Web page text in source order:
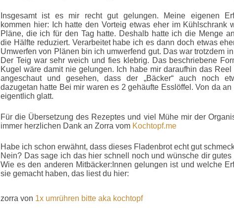
Insgesamt ist es mir recht gut gelungen. Meine eigenen
kommen hier: Ich hatte den Vorteig etwas eher im Kühlschrank
Pläne, die ich für den Tag hatte. Deshalb hatte ich die Menge
die Hälfte reduziert. Verarbeitet habe ich es dann doch etwas
Umwerfen von Plänen bin ich umwerfend gut. Das war trotzdem
Der Teig war sehr weich und fies klebrig. Das beschriebene
Kugel wäre damit nie gelungen. Ich habe mir daraufhin das Reel
angeschaut und gesehen, dass der „Bäcker“ auch noch
dazugetan hatte Bei mir waren es 2 gehäufte Esslöffel. Von da
eigentlich glatt.
Für die Übersetzung des Rezeptes und viel Mühe mir der
immer herzlichen Dank an Zorra vom Kochtopf.me
Habe ich schon erwähnt, dass dieses Fladenbrot echt gut
Nein? Das sage ich das hier schnell noch und wünsche dir gutes
Wie es den anderen Mitbäcker:Innen gelungen ist und welche
sie gemacht haben, das liest du hier:
zorra von 1x umrühren bitte aka kochtopf